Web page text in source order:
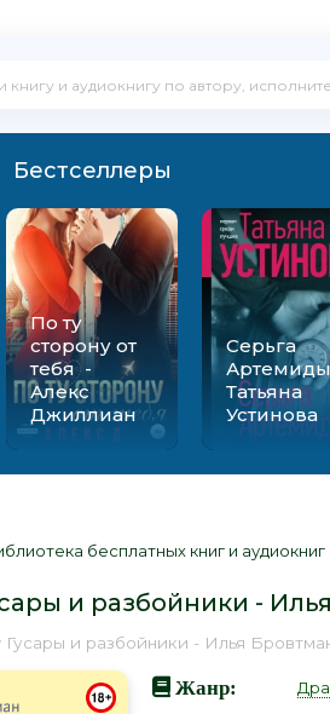
Бестселлеры
По ту
сторону от
тебя -
Алекс
Джиллиан
Серьга
Татьяна
Устинова
бесплатных книг и аудиокниг
и разбойники -
Гусары и разбойники - Илья
Жанр: